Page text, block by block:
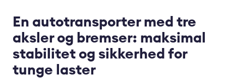
En autotransporter med tre
aksler og bremser: maksimal
stabilitet og sikkerhed for
tunge laster